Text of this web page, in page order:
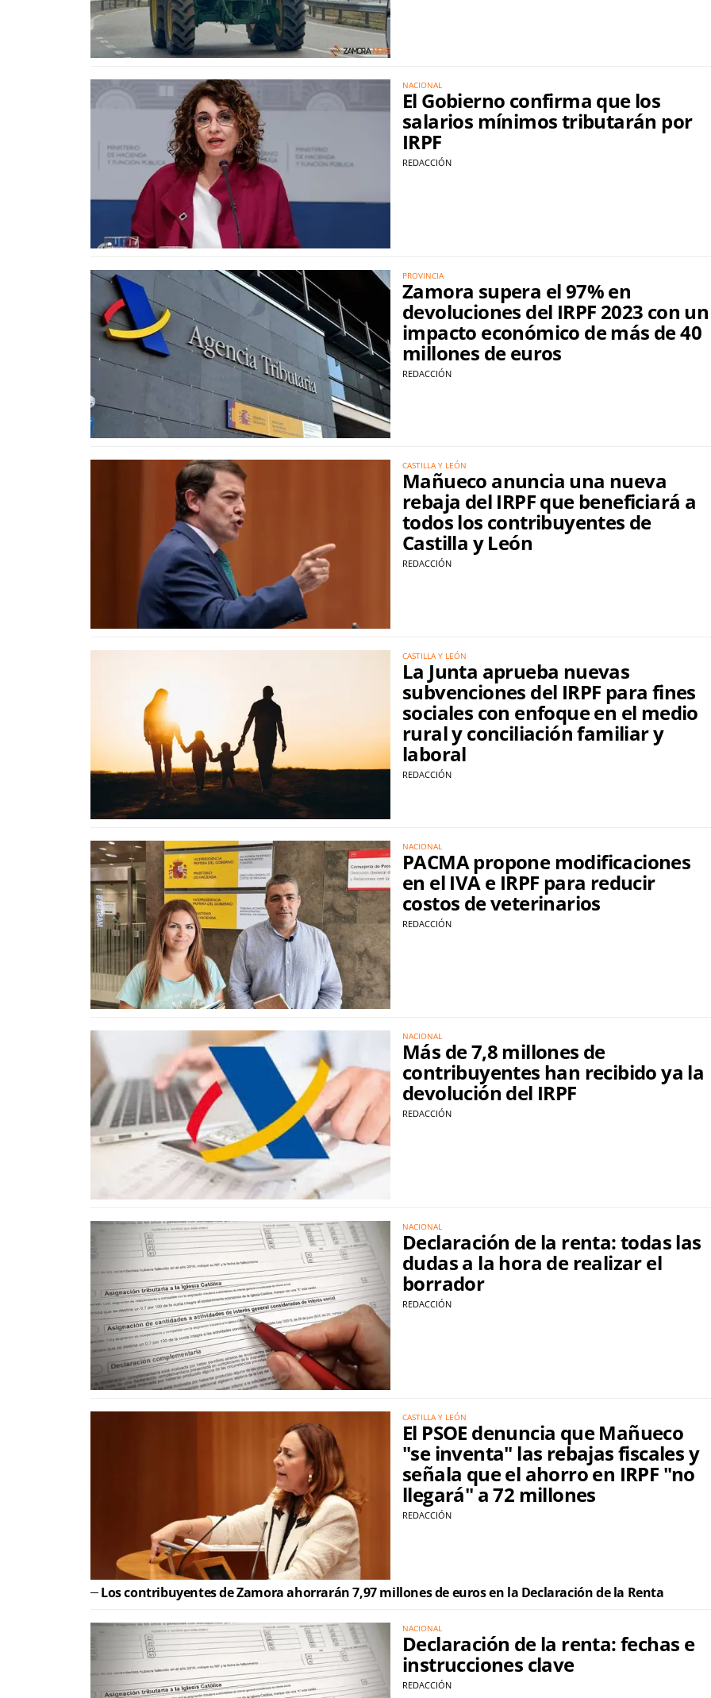
NACIONAL
El Gobierno confirma que los
salarios mínimos tributarán por
IRPF
REDACCIÓN
PROVINCIA
Zamora supera el 97% en
devoluciones del IRPF 2023 con un
impacto económico de más de 40
millones de euros
REDACCIÓN
CASTILLA Y LEÓN
Mañueco anuncia una nueva
rebaja del IRPF que beneficiará a
todos los contribuyentes de
Castilla y León
REDACCIÓN
CASTILLA Y LEÓN
La Junta aprueba nuevas
subvenciones del IRPF para fines
sociales con enfoque en el medio
rural y conciliación familiar y
laboral
REDACCIÓN
NACIONAL
PACMA propone modificaciones
en el IVA e IRPF para reducir
costos de veterinarios
REDACCIÓN
NACIONAL
Más de 7,8 millones de
contribuyentes han recibido ya la
devolución del IRPF
REDACCIÓN
NACIONAL
Declaración de la renta: todas las
dudas a la hora de realizar el
borrador
REDACCIÓN
CASTILLA Y LEÓN
El PSOE denuncia que Mañueco
"se inventa" las rebajas fiscales y
señala que el ahorro en IRPF "no
llegará" a 72 millones
REDACCIÓN
Los contribuyentes de Zamora ahorrarán 7,97 millones de euros en la Declaración de la Renta
NACIONAL
Declaración de la renta: fechas e
instrucciones clave
REDACCIÓN